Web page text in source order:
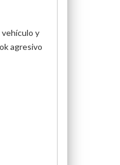
vehículo y
agresivo